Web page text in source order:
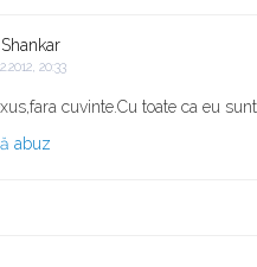
20:33
cuvinte.Cu toate ca eu
abuz